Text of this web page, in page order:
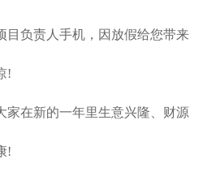
负责人手机，因放假给您带来
!
在新的一年里生意兴隆、财源
!